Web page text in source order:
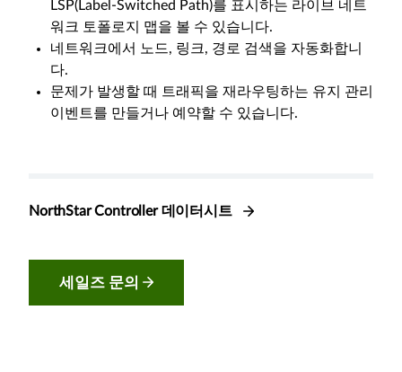
LSP(Label-Switched Path)를 표시하는 라이브 네트
워크 토폴로지 맵을 볼 수 있습니다.
네트워크에서 노드, 링크, 경로 검색을 자동화합니
다.
문제가 발생할 때 트래픽을 재라우팅하는 유지 관리
이벤트를 만들거나 예약할 수 있습니다.
NorthStar Controller 데이터시트
세일즈 문의